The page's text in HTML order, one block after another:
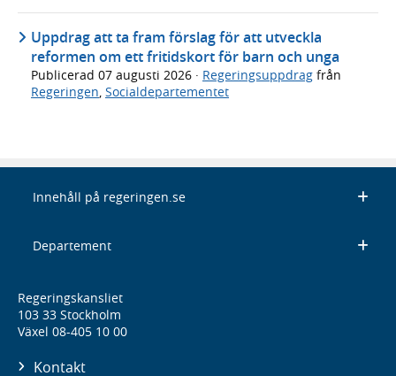
Uppdrag att ta fram förslag för att utveckla
reformen om ett fritidskort för barn och unga
Publicerad 07 augusti 2026 · Regeringsuppdrag från
Regeringen Socialdepartementet
Innehåll på regeringen.se
Departement
Regeringskansliet
103 33 Stockholm
Växel 08-405 10 00
Kontakt